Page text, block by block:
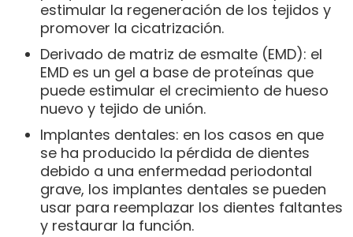
estimular la regeneración de los tejidos y
promover la cicatrización.
Derivado de matriz de esmalte (EMD): el
EMD es un gel a base de proteínas que
puede estimular el crecimiento de hueso
nuevo y tejido de unión.
Implantes dentales: en los casos en que
se ha producido la pérdida de dientes
debido a una enfermedad periodontal
grave, los implantes dentales se pueden
usar para reemplazar los dientes faltantes
y restaurar la función.